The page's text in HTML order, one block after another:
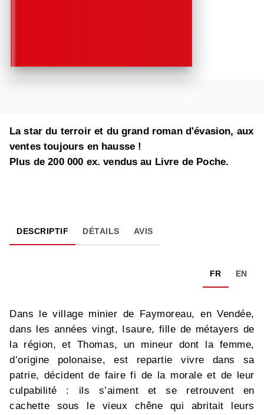
La star du terroir et du grand roman d'évasion, aux
ventes toujours en hausse !
Plus de 200 000 ex. vendus au Livre de Poche.
DESCRIPTIF DÉTAILS AVIS
FR EN
Dans le village minier de Faymoreau, en Vendée,
dans les années vingt, Isaure, fille de métayers de
la région, et Thomas, un mineur dont la femme,
d’origine polonaise, est repartie vivre dans sa
patrie, décident de faire fi de la morale et de leur
culpabilité : ils s’aiment et se retrouvent en
cachette sous le vieux chêne qui abritait leurs